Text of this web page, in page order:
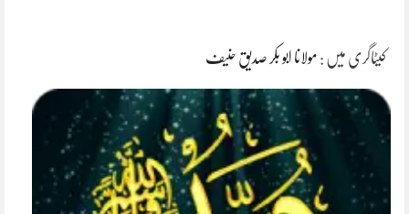
کیٹاگری میں : مولانا ابو بکر صدیق حنیف